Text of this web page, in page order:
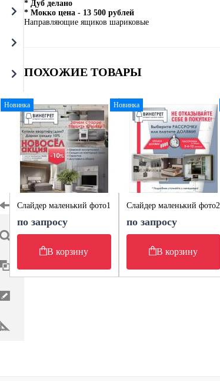
* Дуб делано
* Мокко цена - 13 500 рублей
Направляющие ящиков шариковые
ПОХОЖИЕ ТОВАРЫ
Новинка
Слайдер маленький фото1
по запросу
В корзину
Новинка
Слайдер маленький фото2
по запросу
В корзину